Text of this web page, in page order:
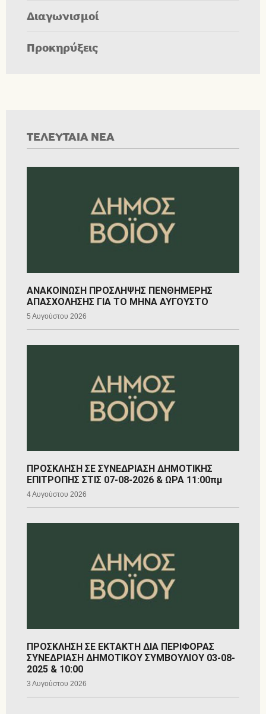
Διαγωνισμοί
Προκηρύξεις
ΤΕΛΕΥΤΑΙΑ ΝΕΑ
ΑΝΑΚΟΙΝΩΣΗ ΠΡΟΣΛΗΨΗΣ ΠΕΝΘΗΜΕΡΗΣ
ΑΠΑΣΧΟΛΗΣΗΣ ΓΙΑ ΤΟ ΜΗΝΑ ΑΥΓΟΥΣΤΟ
5 Αυγούστου 2026
ΠΡΟΣΚΛΗΣΗ ΣΕ ΣΥΝΕΔΡΙΑΣΗ ΔΗΜΟΤΙΚΗΣ
ΕΠΙΤΡΟΠΗΣ ΣΤΙΣ 07-08-2026 & ΩΡΑ 11:00πμ
4 Αυγούστου 2026
ΠΡΟΣΚΛΗΣΗ ΣΕ ΕΚΤΑΚΤΗ ΔΙΑ ΠΕΡΙΦΟΡΑΣ
ΣΥΝΕΔΡΙΑΣΗ ΔΗΜΟΤΙΚΟΥ ΣΥΜΒΟΥΛΙΟΥ 03-08-
2025 & 10:00
3 Αυγούστου 2026